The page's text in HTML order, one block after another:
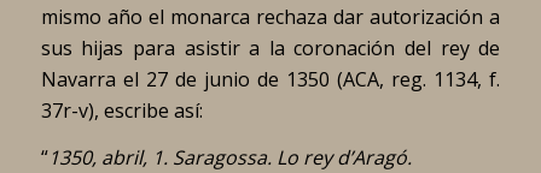
mismo año el monarca rechaza dar autorización a
sus hijas para asistir a la coronación del rey de
Navarra el 27 de junio de 1350 (ACA, reg. 1134, f.
37r-v), escribe así:
“1350, abril, 1. Saragossa. Lo rey d’Aragó.